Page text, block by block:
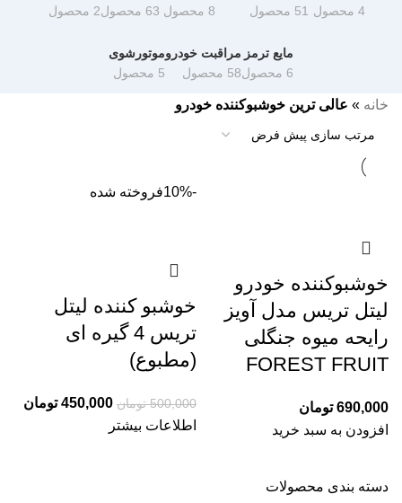
4 محصول
51 محصول
8 محصول
63 محصول
2 محصول
مایع ترمز
6 محصول
مراقبت خودرو
58 محصول
موتورشوی
5 محصول
دسته بندی محصولات
خانه » عالی ترین خوشبوکننده خودرو
خوشبوکننده خودرو
لیتل تریس مدل آویز
رایحه میوه جنگلی
FOREST FRUIT
690,000 تومان
افزودن به سبد خرید
-10% فروخته شده
خوشبو کننده لیتل
تریس 4 گیره ای
(مطبوع)
500,000 تومان 450,000 تومان
اطلاعات بیشتر